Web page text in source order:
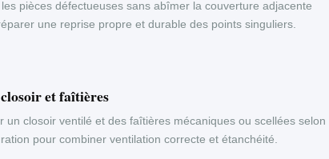
pièces défectueuses sans abîmer la couverture adjacente
une reprise propre et durable des points singuliers.
et faîtières
un closoir ventilé et des faîtières mécaniques ou scellées selon
pour combiner ventilation correcte et étanchéité.